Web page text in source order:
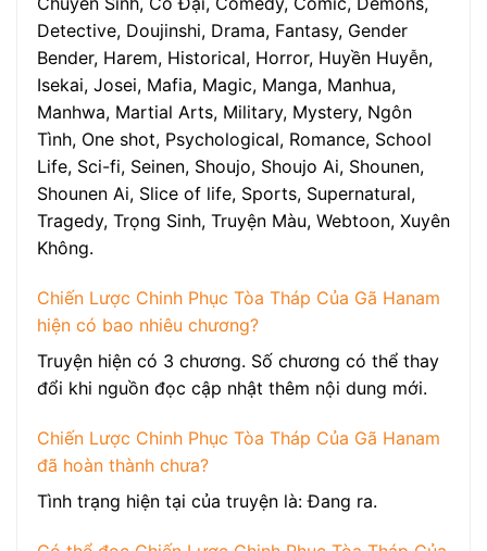
Detective, Doujinshi, Drama, Fantasy, Gender
Bender, Harem, Historical, Horror, Huyền Huyễn,
Isekai, Josei, Mafia, Magic, Manga, Manhua,
Manhwa, Martial Arts, Military, Mystery, Ngôn
Tình, One shot, Psychological, Romance, School
Life, Sci-fi, Seinen, Shoujo, Shoujo Ai, Shounen,
Shounen Ai, Slice of life, Sports, Supernatural,
Tragedy, Trọng Sinh, Truyện Màu, Webtoon, Xuyên
Không.
Chiến Lược Chinh Phục Tòa Tháp Của Gã Hanam
hiện có bao nhiêu chương?
Truyện hiện có 3 chương. Số chương có thể thay
đổi khi nguồn đọc cập nhật thêm nội dung mới.
Chiến Lược Chinh Phục Tòa Tháp Của Gã Hanam
đã hoàn thành chưa?
Tình trạng hiện tại của truyện là: Đang ra.